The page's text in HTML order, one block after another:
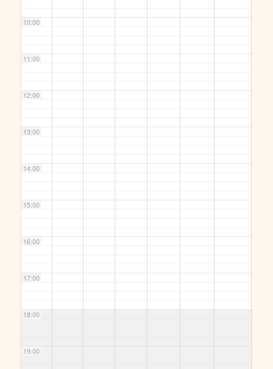
10:00
11:00
12:00
13:00
14:00
15:00
16:00
17:00
18:00
19:00